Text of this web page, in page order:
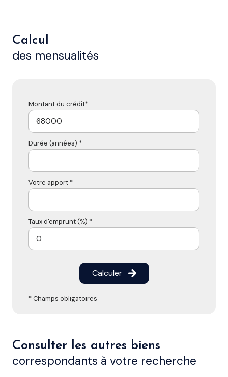
Calcul
des mensualités
Montant du crédit*
Durée (années) *
Votre apport *
Taux d'emprunt (%) *
Calculer
* Champs obligatoires
Consulter les autres biens
correspondants à votre recherche